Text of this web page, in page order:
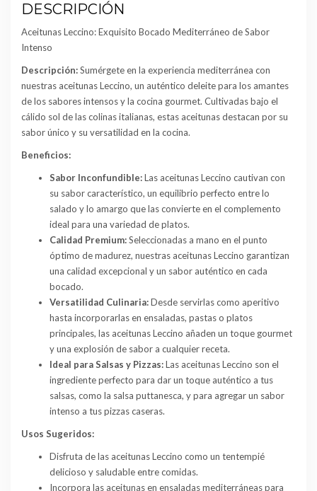
DESCRIPCIÓN
Aceitunas Leccino: Exquisito Bocado Mediterráneo de Sabor
Intenso
Descripción:Sumérgete en la experiencia mediterránea con
nuestras aceitunas Leccino, un auténtico deleite para los amantes
de los sabores intensos y la cocina gourmet. Cultivadas bajo el
cálido sol de las colinas italianas, estas aceitunas destacan por su
sabor único y su versatilidad en la cocina.
Beneficios:
Sabor Inconfundible:Las aceitunas Leccino cautivan con
su sabor característico, un equilibrio perfecto entre lo
salado y lo amargo que las convierte en el complemento
ideal para una variedad de platos.
Calidad Premium:Seleccionadas a mano en el punto
óptimo de madurez, nuestras aceitunas Leccino garantizan
una calidad excepcional y un sabor auténtico en cada
bocado.
Versatilidad Culinaria:Desde servirlas como aperitivo
hasta incorporarlas en ensaladas, pastas o platos
principales, las aceitunas Leccino añaden un toque gourmet
y una explosión de sabor a cualquier receta.
Ideal para Salsas y Pizzas:Las aceitunas Leccino son el
ingrediente perfecto para dar un toque auténtico a tus
salsas, como la salsa puttanesca, y para agregar un sabor
intenso a tus pizzas caseras.
Usos Sugeridos:
Disfruta de las aceitunas Leccino como un tentempié
delicioso y saludable entre comidas.
Incorpora las aceitunas en ensaladas mediterráneas para